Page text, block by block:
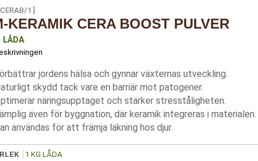
1 ]
KERAMIK CERA BOOST PULVER
LÅDA
jordens hälsa och gynnar växternas utveckling.
skydd tack vare en barriär mot patogener.
näringsupptaget och stärker stresståligheten.
även för byggnation, där keramik integreras i materialen.
användas för att främja läkning hos djur.
1 KG LÅDA